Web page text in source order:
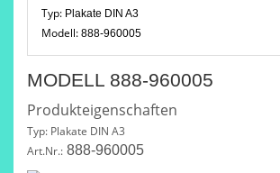
Typ: Plakate DIN A3
Modell: 888-960005
MODELL 888-960005
Produkteigenschaften
Typ: Plakate DIN A3
Art.Nr.: 888-960005